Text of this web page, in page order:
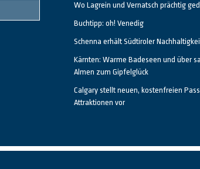
Wo Lagrein und Vernatsch prächtig
Buchtipp: oh! Venedig
Schenna erhält Südtiroler
Kärnten: Warme Badeseen und über
Almen zum Gipfelglück
Calgary stellt neuen, kostenfreien
Attraktionen vor